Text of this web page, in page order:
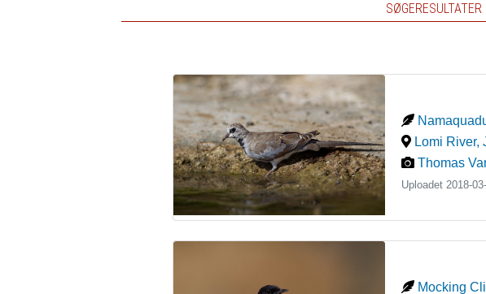
Lomi River,
Thomas
Uploadet 2018-
Mocking